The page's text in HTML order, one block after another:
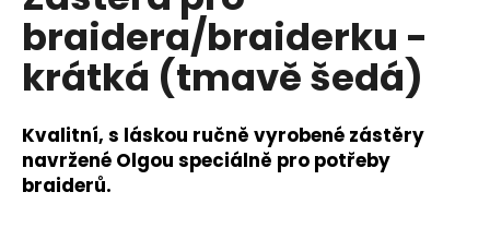
0,0
5
hvězdiček.
braidera/braiderku -
krátká (tmavě šedá)
Kvalitní, s láskou ručně vyrobené zástěry
navržené Olgou speciálně pro potřeby
braiderů.
a
j
í
?